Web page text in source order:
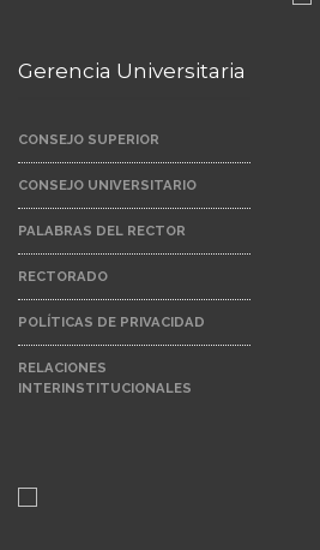
Gerencia Universitaria
CONSEJO SUPERIOR
CONSEJO UNIVERSITARIO
PALABRAS DEL RECTOR
RECTORADO
POLÍTICAS DE PRIVACIDAD
RELACIONES
INTERINSTITUCIONALES